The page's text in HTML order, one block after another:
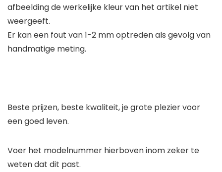
afbeelding de werkelijke kleur van het artikel niet
weergeeft.
Er kan een fout van 1-2 mm optreden als gevolg van
handmatige meting.
Beste prijzen, beste kwaliteit, je grote plezier voor
een goed leven.
Voer het modelnummer hierboven inom zeker te
weten dat dit past.